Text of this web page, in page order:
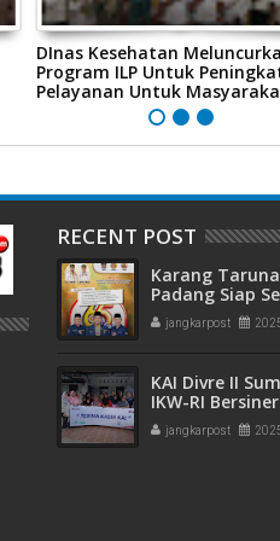
DInas Kesehatan
Program ILP Untuk
Pelayanan Untuk
RECENT POST
Karang
Padang Siap
HUT ke-65 :
Lapangan
jangkarpost
KAI Divre II
IKW-RI
Kepedulian
Panti Asuhan
jangkarpost